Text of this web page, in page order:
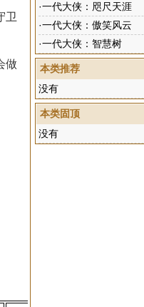
卫
做
·一代大侠：咫尺天涯
·一代大侠：傲笑风云
·一代大侠：智慧树
本类推荐
没有
本类固顶
没有